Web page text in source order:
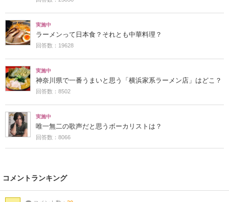
実施中
ラーメンって日本食？それとも中華料理？
回答数：19628
実施中
神奈川県で一番うまいと思う「横浜家系ラーメン店」はどこ？
回答数：8502
実施中
唯一無二の歌声だと思うボーカリストは？
回答数：8066
コメントランキング